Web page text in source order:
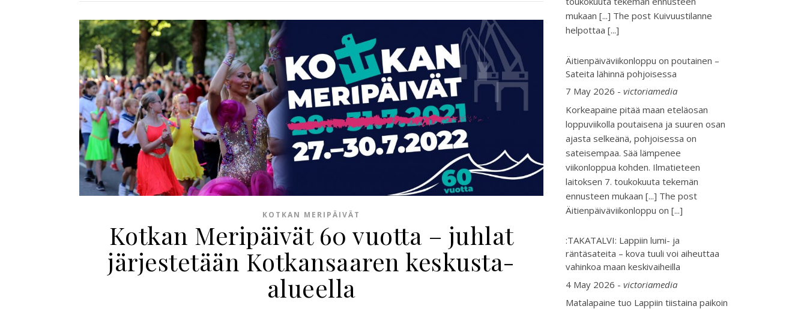
KOTKAN MERIPÄIVÄT
Kotkan Meripäivät 60 vuotta – juhlat
järjestetään Kotkansaaren keskusta-
alueella
mukaan [...] The post Kuivuustilanne
helpottaa [...]
Äitienpäiväviikonloppu on poutainen –
Sateita lähinnä pohjoisessa
7 May 2026 - victoriamedia
Korkeapaine pitää maan eteläosan
loppuviikolla poutaisena ja suuren osan
ajasta selkeänä, pohjoisessa on
sateisempaa. Sää lämpenee
viikonloppua kohden. Ilmatieteen
laitoksen 7. toukokuuta tekemän
ennusteen mukaan [...] The post
Äitienpäiväviikonloppu on [...]
:TAKATALVI: Lappiin lumi- ja
räntäsateita – kova tuuli voi aiheuttaa
vahinkoa maan keskivaiheilla
4 May 2026 - victoriamedia
Matalapaine tuo Lappiin tiistaina paikoin